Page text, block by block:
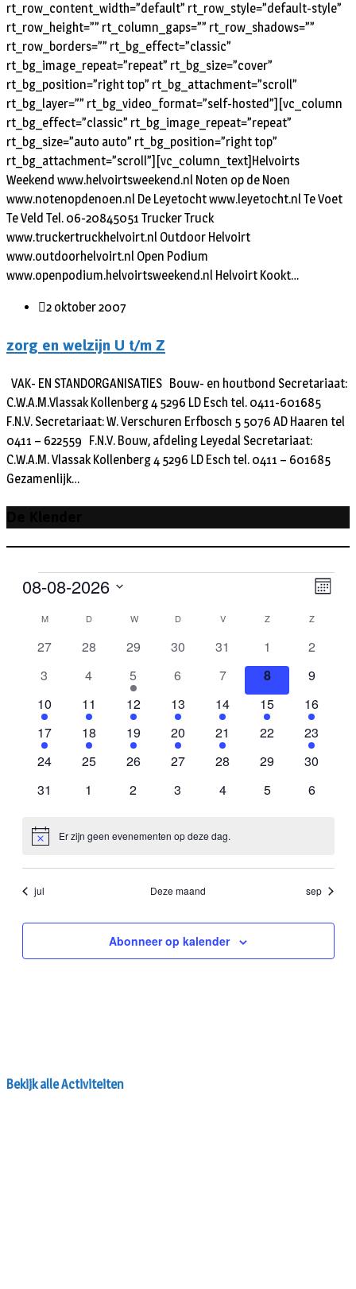
rt_row_content_width=”default” rt_row_style=”default-style”
rt_row_height=”” rt_column_gaps=”” rt_row_shadows=””
rt_row_borders=”” rt_bg_effect=”classic”
rt_bg_image_repeat=”repeat” rt_bg_size=”cover”
rt_bg_position=”right top” rt_bg_attachment=”scroll”
rt_bg_layer=”” rt_bg_video_format=”self-hosted”][vc_column
rt_bg_effect=”classic” rt_bg_image_repeat=”repeat”
rt_bg_size=”auto auto” rt_bg_position=”right top”
rt_bg_attachment=”scroll”][vc_column_text]Helvoirts
Weekend www.helvoirtsweekend.nl Noten op de Noen
www.notenopdenoen.nl De Leyetocht www.leyetocht.nl Te Voet
Te Veld Tel. 06-20845051 Trucker Truck
www.truckertruckhelvoirt.nl Outdoor Helvoirt
www.outdoorhelvoirt.nl Open Podium
www.openpodium.helvoirtsweekend.nl Helvoirt Kookt…
2 oktober 2007
zorg en welzijn U t/m Z
VAK- EN STANDORGANISATIES Bouw- en houtbond Secretariaat:
C.W.A.M.Vlassak Kollenberg 4 5296 LD Esch tel. 0411-601685
F.N.V. Secretariaat: W. Verschuren Erfbosch 5 5076 AD Haaren tel
0411 – 622559 F.N.V. Bouw, afdeling Leyedal Secretariaat:
C.W.A.M. Vlassak Kollenberg 4 5296 LD Esch tel. 0411 – 601685
Gezamenlijk…
Bekijk alle Activiteiten